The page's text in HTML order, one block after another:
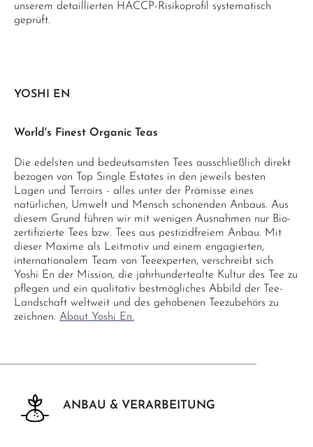
unserem detaillierten HACCP-Risikoprofil systematisch
geprüft.
YOSHI EN
World's Finest Organic Teas
Die edelsten und bedeutsamsten Tees ausschließlich direkt
bezogen von Top Single Estates in den jeweils besten
Lagen und Terroirs - alles unter der Prämisse eines
natürlichen, Umwelt und Mensch schonenden Anbaus. Aus
diesem Grund führen wir mit wenigen Ausnahmen nur Bio-
zertifizierte Tees bzw. Tees aus pestizidfreiem Anbau. Mit
dieser Maxime als Leitmotiv und einem engagierten,
internationalem Team von Teeexperten, verschreibt sich
Yoshi En der Mission, die jahrhundertealte Kultur des Tee zu
pflegen und ein qualitativ bestmögliches Abbild der Tee-
Landschaft weltweit und des gehobenen Teezubehörs zu
zeichnen. About Yoshi En.
ANBAU & VERARBEITUNG